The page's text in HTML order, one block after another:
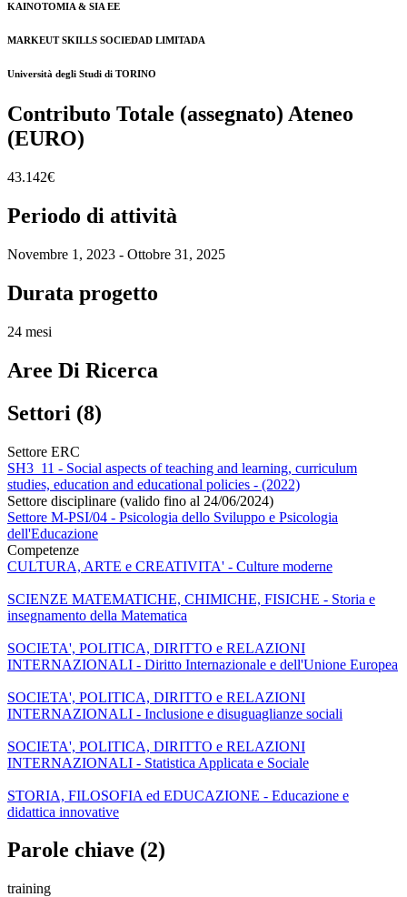
KAINOTOMIA & SIA EE
MARKEUT SKILLS SOCIEDAD LIMITADA
Università degli Studi di TORINO
Contributo Totale (assegnato) Ateneo
(EURO)
43.142€
Periodo di attività
Novembre 1, 2023 - Ottobre 31, 2025
Durata progetto
24 mesi
Aree Di Ricerca
Settori (8)
Settore ERC
SH3_11 - Social aspects of teaching and learning, curriculum
studies, education and educational policies - (2022)
Settore disciplinare (valido fino al 24/06/2024)
Settore M-PSI/04 - Psicologia dello Sviluppo e Psicologia
dell'Educazione
Competenze
CULTURA, ARTE e CREATIVITA' - Culture moderne
SCIENZE MATEMATICHE, CHIMICHE, FISICHE - Storia e
insegnamento della Matematica
SOCIETA', POLITICA, DIRITTO e RELAZIONI
INTERNAZIONALI - Diritto Internazionale e dell'Unione Europea
SOCIETA', POLITICA, DIRITTO e RELAZIONI
INTERNAZIONALI - Inclusione e disuguaglianze sociali
SOCIETA', POLITICA, DIRITTO e RELAZIONI
INTERNAZIONALI - Statistica Applicata e Sociale
STORIA, FILOSOFIA ed EDUCAZIONE - Educazione e
didattica innovative
Parole chiave (2)
training